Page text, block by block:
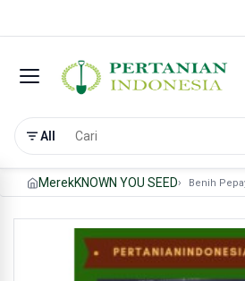
All
MerekKNOWN YOU SEED Benih